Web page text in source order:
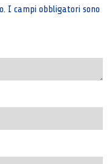
I campi obbligatori sono